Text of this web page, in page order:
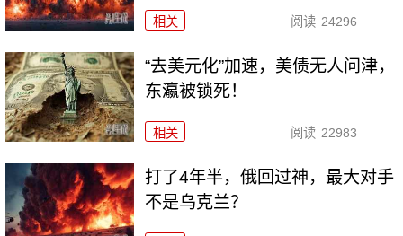
相关 阅读 24296
“去美元化”加速，美债无人问津，
东瀛被锁死！
相关 阅读 22983
打了4年半，俄回过神，最大对手
不是乌克兰？